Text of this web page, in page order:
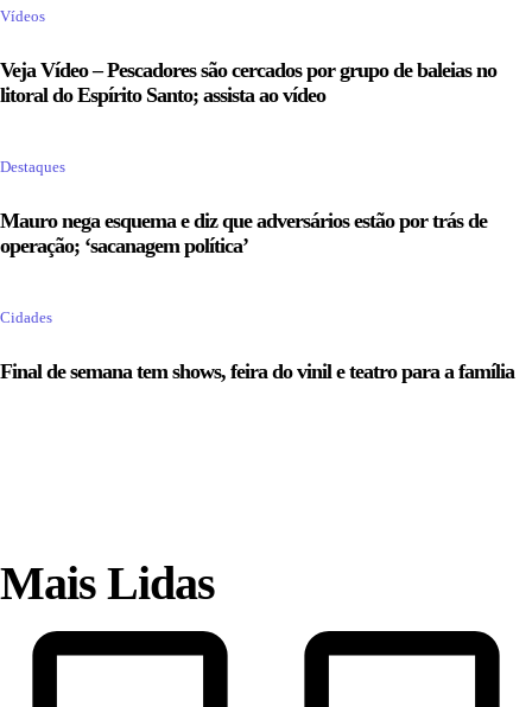
Vídeos
Veja Vídeo – Pescadores são cercados por grupo de baleias no
litoral do Espírito Santo; assista ao vídeo
Destaques
Mauro nega esquema e diz que adversários estão por trás de
operação; ‘sacanagem política’
Cidades
Final de semana tem shows, feira do vinil e teatro para a família
Mais Lidas